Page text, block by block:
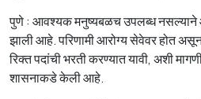
पुणे : आवश्यक मनुष्यबळच उपलब्ध नसल्याने
झाली आहे. परिणामी आरोग्य सेवेवर होत
रिक्त पदांची भरती करण्यात यावी, अशी
शासनाकडे केली आहे.